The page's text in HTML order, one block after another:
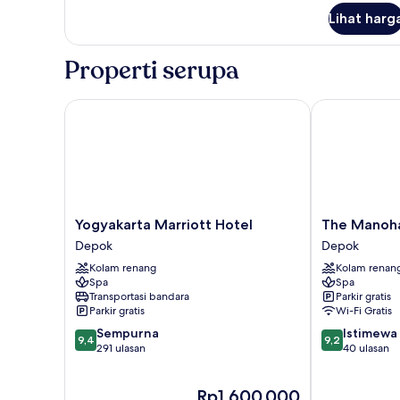
Lihat
Properti serupa
Yogyakarta
Marriott
Hotel
Depok
Yogyakarta Marriott Hotel
Depok
Kolam renang
Spa
Transportasi bandara
Parkir gratis
9.4
dari
9,4 Sempurna
291 ulasan
Harga
Yogyakarta Marriott Hotel
The
Manohara
Hotel
Yogyakarta
Depok
The
Depok
Kolam
Spa
Parkir gratis
Wi-Fi Gratis
9.2
dari
9,2 Istimewa
40 ulasan
The